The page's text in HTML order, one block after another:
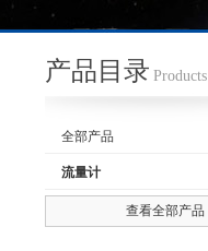
产品目录 Products
全部产品
流量计
查看全部产品